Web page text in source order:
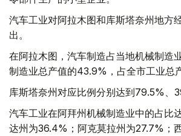
汽车工业对阿拉木图和库斯塔奈州地方
出。
在阿拉木图，汽车制造占当地机械制造
制造业总产值的43.9%，占全市工业总
库斯塔奈州对应比例分别达到79.5%、
汽车工业在阿拜州机械制造业中的占比
达州为36.4%；阿克莫拉州为27.7%；